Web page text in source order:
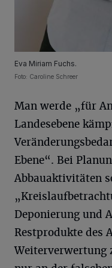
Eva Miriam Fuchs.
Foto: Caroline Schreer
Man werde „für
Landesebene
Ebene“. Bei
Abbauaktivitäten
Deponierung und
Restprodukte des
Weiterverwertung